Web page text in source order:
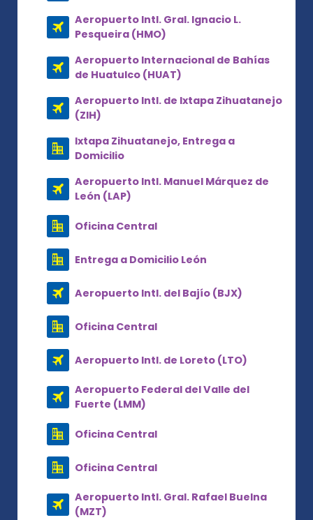
Aeropuerto Intl. Gral. Ignacio L.
Pesqueira (HMO)
Aeropuerto Internacional de Bahías
de Huatulco (HUAT)
Aeropuerto Intl. de Ixtapa Zihuatanejo
(ZIH)
Ixtapa Zihuatanejo, Entrega a
Domicilio
Aeropuerto Intl. Manuel Márquez de
León (LAP)
Oficina Central
Entrega a Domicilio León
Aeropuerto Intl. del Bajío (BJX)
Oficina Central
Aeropuerto Intl. de Loreto (LTO)
Aeropuerto Federal del Valle del
Fuerte (LMM)
Oficina Central
Oficina Central
Aeropuerto Intl. Gral. Rafael Buelna
(MZT)